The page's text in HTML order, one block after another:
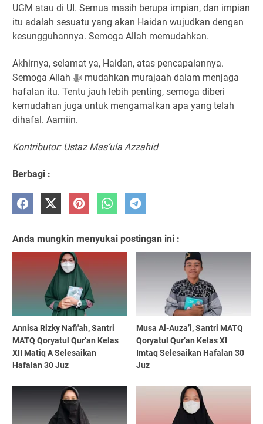
UGM atau di UI. Semua masih berupa impian, dan impian
itu adalah sesuatu yang akan Haidan wujudkan dengan
kesungguhannya. Semoga Allah memudahkan.
Akhirnya, selamat ya, Haidan, atas pencapaiannya.
Semoga Allah ﷻ mudahkan murajaah dalam menjaga
hafalan itu. Tentu jauh lebih penting, semoga diberi
kemudahan juga untuk mengamalkan apa yang telah
dihafal. Aamiin.
Kontributor: Ustaz Mas’ula Azzahid
Berbagi :
Anda mungkin menyukai postingan ini :
Annisa Rizky Nafi'ah, Santri
MATQ Qoryatul Qur’an Kelas
XII Matiq A Selesaikan
Hafalan 30 Juz
Musa Al-Auza’i, Santri MATQ
Qoryatul Qur’an Kelas XI
Imtaq Selesaikan Hafalan 30
Juz